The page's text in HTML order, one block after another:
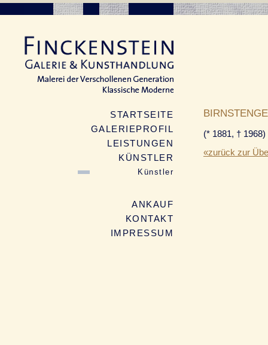
STARTSEITE
GALERIEPROFIL
LEISTUNGEN
KÜNSTLER
Künstler
ANKAUF
KONTAKT
IMPRESSUM
(* 1881, † 1968)
«zurück zur